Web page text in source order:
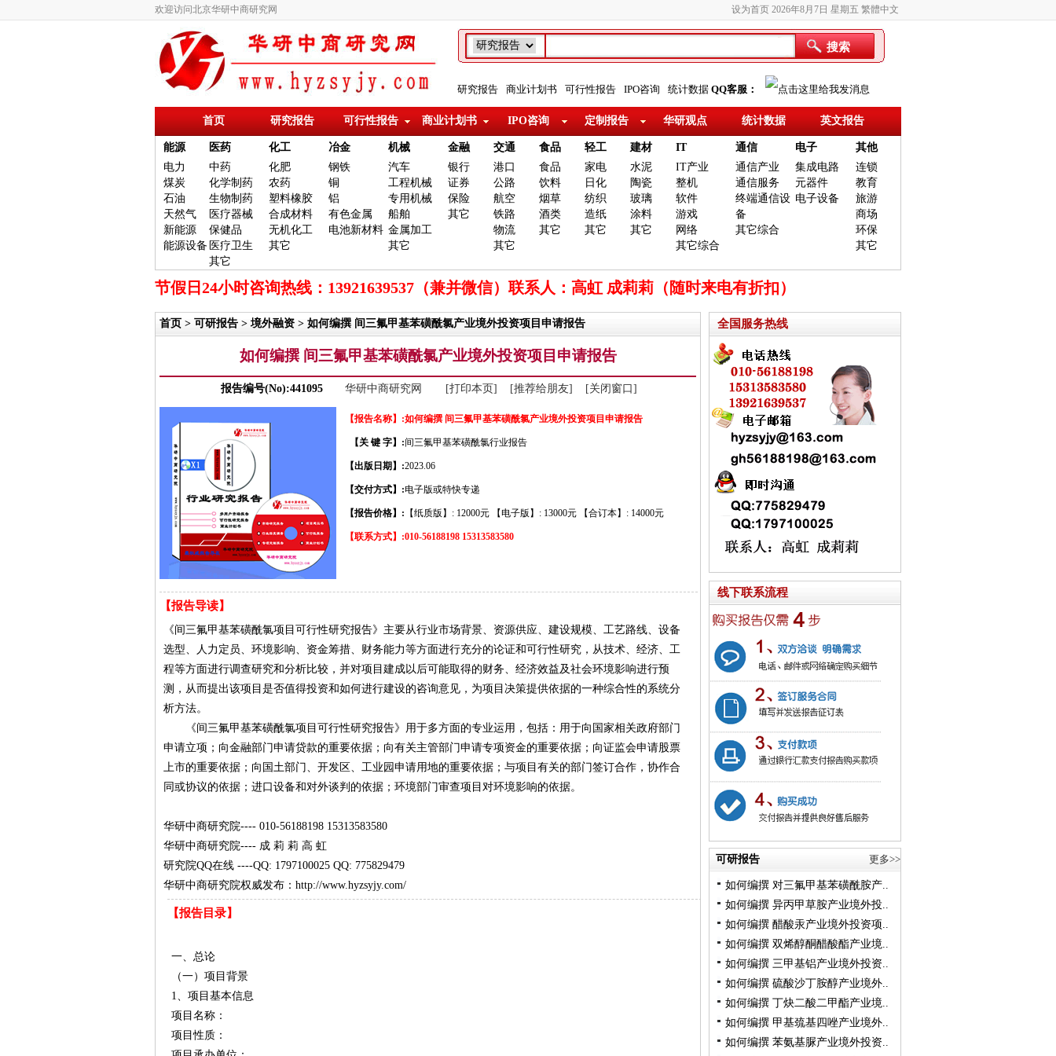
欢迎访问北京华研中商研究网 繁體中文
2026年8月7日 星期五
设为首页
搜索
研究报告 商业计划书 可行性报告 IPO咨询 统计数据 QQ客服：
首页 研究报告 可行性报告 商业计划书 IPO咨询 定制报告 华研观点 统计数据 英文报告
能源 医药 化工 冶金 机械 金融 交通 食品 轻工 建材 IT 通信 电子
其他
电力
煤炭
石油
天然气
新能源
能源设备
中药
化学制药
生物制药
医疗器械
保健品
医疗卫生
其它
化肥
农药
塑料橡胶
合成材料
无机化工
其它
钢铁
铜
铝
有色金属
电池新材料
汽车
工程机械
专用机械
船舶
金属加工
其它
银行
证券
保险
其它
港口
公路
航空
铁路
物流
其它
食品
饮料
烟草
酒类
其它
家电
日化
纺织
造纸
其它
水泥
陶瓷
玻璃
涂料
其它
IT产业
整机
软件
游戏
网络
其它综合
通信产业
通信服务
终端通信设
备
其它综合
集成电路
元器件
电子设备
连锁
教育
旅游
商场
环保
其它
节假日24小时咨询热线：13921639537（兼并微信）联系人：高虹 成莉莉（随时来电有折扣）
首页 > 可研报告 > 境外融资 > 如何编撰 间三氟甲基苯磺酰氯产业境外投资项目申请报告
如何编撰 间三氟甲基苯磺酰氯产业境外投资项目申请报告
报告编号(No):441095 华研中商研究网 [打印本页] [推荐给朋友] [关闭窗口]
【报告名称】:如何编撰 间三氟甲基苯磺酰氯产业境外投资项目申请报告
【关 键 字】:间三氟甲基苯磺酰氯行业报告
【出版日期】:2023.06
【交付方式】:电子版或特快专递
【报告价格】: 【纸质版】: 12000元 【电子版】: 13000元 【合订本】: 14000元
【联系方式】:010-56188198 15313583580
【报告导读】
《间三氟甲基苯磺酰氯项目可行性研究报告》主要从行业市场背景、资源供应、建设规模、工艺路线、设备
选型、人力定员、环境影响、资金筹措、财务能力等方面进行充分的论证和可行性研究，从技术、经济、工
程等方面进行调查研究和分析比较，并对项目建成以后可能取得的财务、经济效益及社会环境影响进行预
测，从而提出该项目是否值得投资和如何进行建设的咨询意见，为项目决策提供依据的一种综合性的系统分
析方法。
《间三氟甲基苯磺酰氯项目可行性研究报告》用于多方面的专业运用，包括：用于向国家相关政府部门
申请立项；向金融部门申请贷款的重要依据；向有关主管部门申请专项资金的重要依据；向证监会申请股票
上市的重要依据；向国土部门、开发区、工业园申请用地的重要依据；与项目有关的部门签订合作，协作合
同或协议的依据；进口设备和对外谈判的依据；环境部门审查项目对环境影响的依据。
华研中商研究院---- 010-56188198 15313583580
华研中商研究院---- 成 莉 莉 高 虹
研究院QQ在线 ----QQ: 1797100025 QQ: 775829479
华研中商研究院权威发布： http://www.hyzsyjy.com/
【报告目录】
一、总论
（一）项目背景
1、项目基本信息
项目名称：
项目性质：
全国服务热线
线下联系流程
可研报告 更多>>
如何编撰 对三氟甲基苯磺酰胺产..
如何编撰 异丙甲草胺产业境外投..
如何编撰 醋酸汞产业境外投资项..
如何编撰 双烯醇酮醋酸酯产业境..
如何编撰 三甲基铝产业境外投资..
如何编撰 硫酸沙丁胺醇产业境外..
如何编撰 丁炔二酸二甲酯产业境..
如何编撰 甲基巯基四唑产业境外..
如何编撰 苯氨基脲产业境外投资..